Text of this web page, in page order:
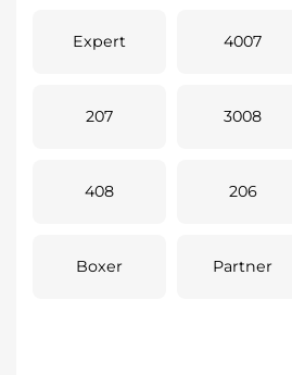
Expert 4007
207 3008
408 206
Boxer Partner